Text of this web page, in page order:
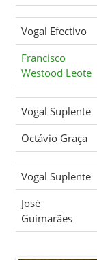
Vogal Efectivo
Francisco
Westood Leote
Vogal Suplente
Octávio Graça
Vogal Suplente
José
Guimarães